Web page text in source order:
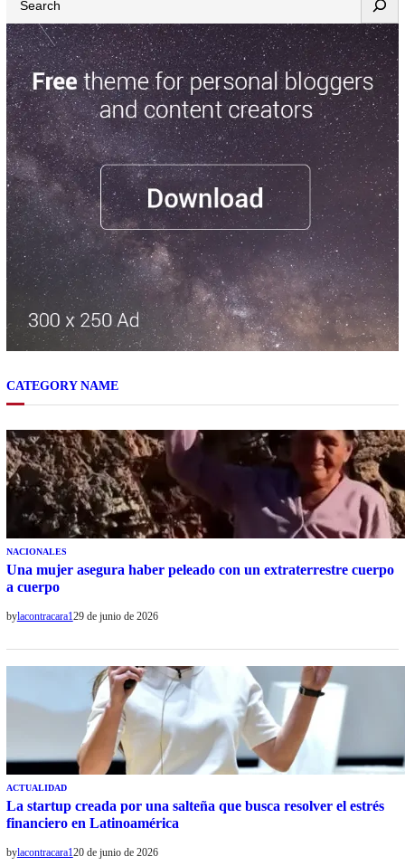
«michifus», «parásito» o asociándola con la «prostitución…
CATEGORY NAME
NACIONALES
Una mujer asegura haber peleado con un extraterrestre cuerpo
a cuerpo
bylacontracara129 de junio de 2026
ACTUALIDAD
La startup creada por una salteña que busca resolver el estrés
financiero en Latinoamérica
bylacontracara120 de junio de 2026